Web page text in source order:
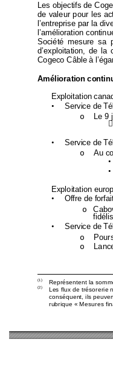
Les objectifs de
de valeur pour les
l’entreprise par la
l’amélioration
Société mesure sa
d’exploitation, de la
Cogeco Câble à
Amélioration
Exploitation
• Service de
o Le

• Service de
o Au
•
•
Exploitation
• Offre de
o
• Service de
o
o
(1) Représentent la
(2) Les flux de trésorerie
conséquent, ils
rubrique « Mesures